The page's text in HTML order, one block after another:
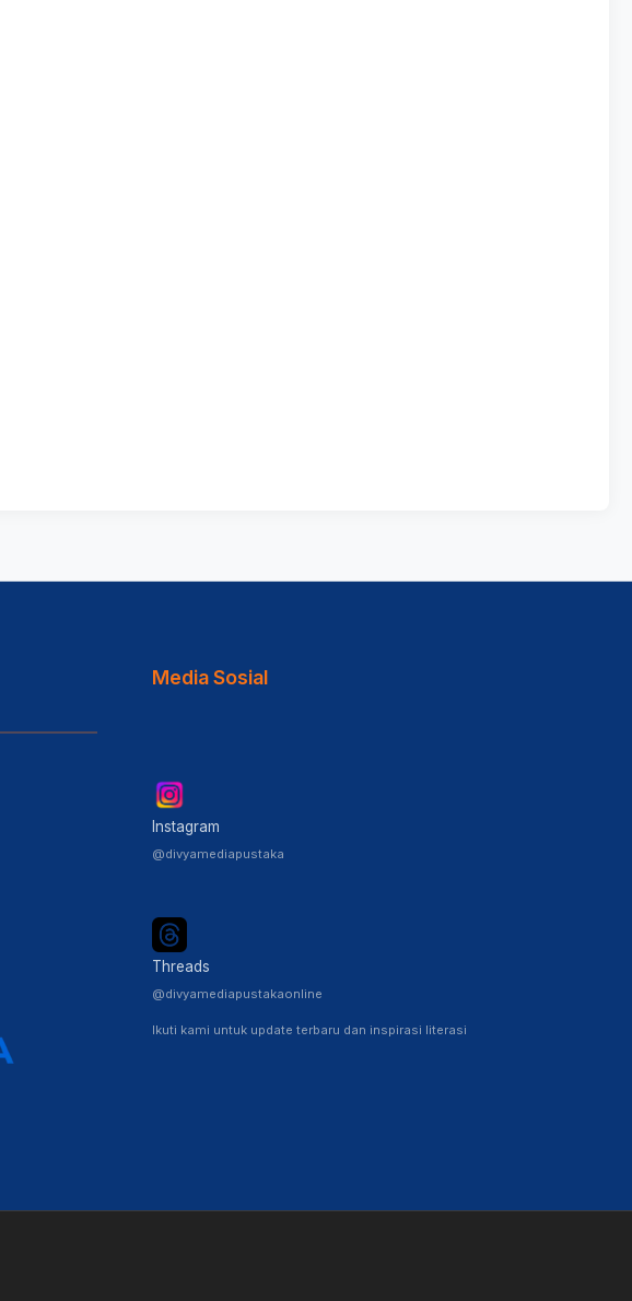
Media Sosial
Instagram
@divyamediapustaka
Threads
@divyamediapustakaonline
Ikuti kami untuk update terbaru dan inspirasi literasi